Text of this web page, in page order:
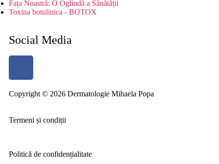
Fața Noastră: O Oglindă a Sănătății
Toxina botulinica - BOTOX
Social Media
Copyright © 2026 Dermatologie Mihaela Popa
Termeni și condiții
Politică de confidențialitate